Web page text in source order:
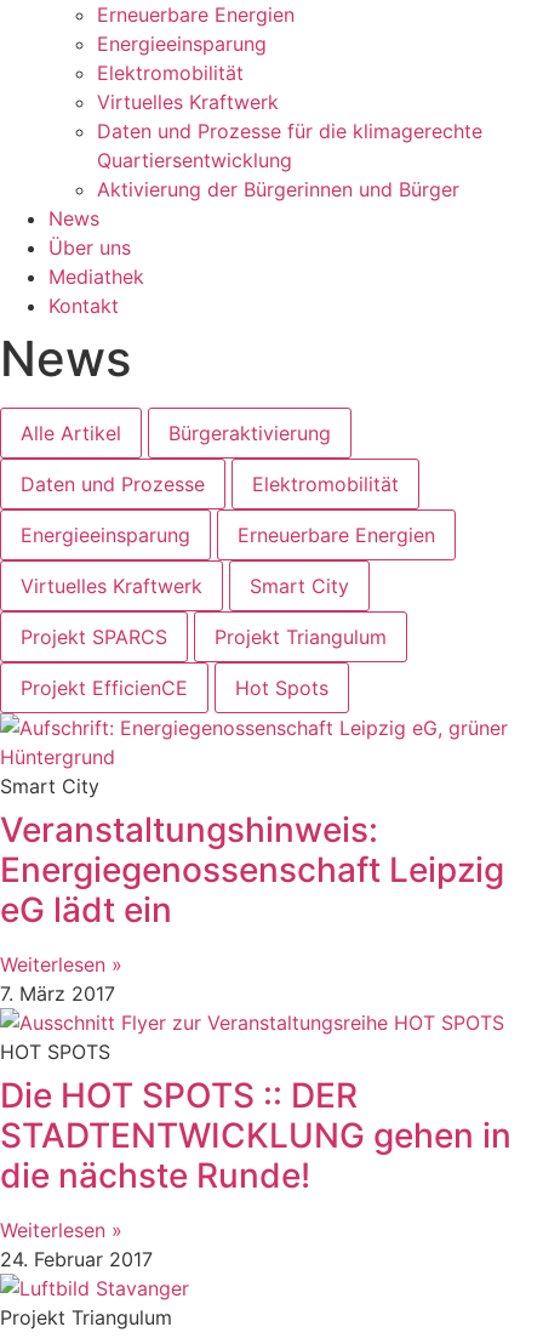
Erneuerbare Energien
Energieeinsparung
Elektromobilität
Virtuelles Kraftwerk
Daten und Prozesse für die klimagerechte
Quartiersentwicklung
Aktivierung der Bürgerinnen und Bürger
News
Über uns
Mediathek
Kontakt
News
Alle Artikel Bürgeraktivierung
Daten und Prozesse Elektromobilität
Energieeinsparung Erneuerbare Energien
Virtuelles Kraftwerk Smart City
Projekt SPARCS Projekt Triangulum
Projekt EfficienCE Hot Spots
Smart City
Veranstaltungshinweis:
Energiegenossenschaft Leipzig
eG lädt ein
Weiterlesen »
7. März 2017
HOT SPOTS
Die HOT SPOTS :: DER
STADTENTWICKLUNG gehen in
die nächste Runde!
Weiterlesen »
24. Februar 2017
Projekt Triangulum